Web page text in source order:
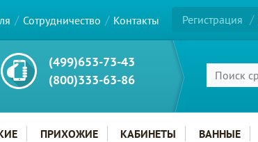
Сотрудничество Контакты Регистрация
(499)653-73-43
(800)333-63-86
ПРИХОЖИЕ КАБИНЕТЫ ВАННЫЕ